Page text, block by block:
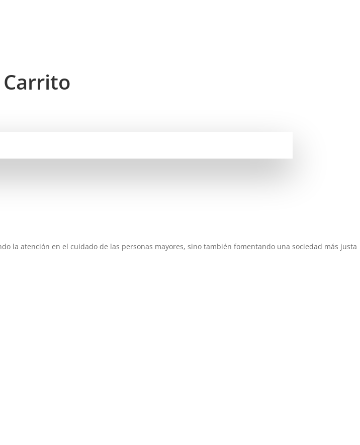
la atención en el cuidado de las personas mayores, sino también fomentando una sociedad más justa